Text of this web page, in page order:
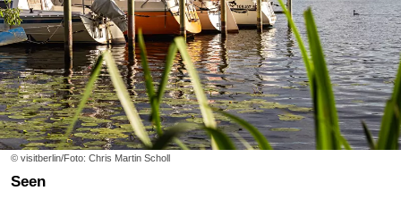
© visitberlin/Foto: Chris Martin Scholl
Seen